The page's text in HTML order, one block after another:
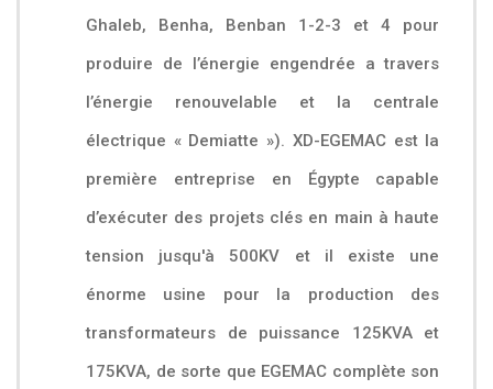
Ghaleb, Benha, Benban 1-2-3 et 4 pour
produire de l’énergie engendrée a travers
l’énergie renouvelable et la centrale
électrique « Demiatte »). XD-EGEMAC est la
première entreprise en Égypte capable
d’exécuter des projets clés en main à haute
tension jusqu'à 500KV et il existe une
énorme usine pour la production des
transformateurs de puissance 125KVA et
175KVA, de sorte que EGEMAC complète son